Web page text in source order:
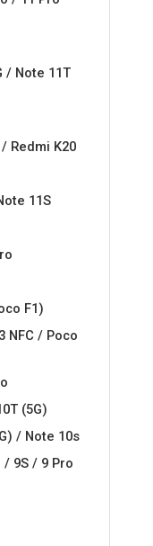
/ Note 11T
Redmi K20
11S
F1)
NFC / Poco
(5G)
/ Note 10s
/ 9S / 9 Pro